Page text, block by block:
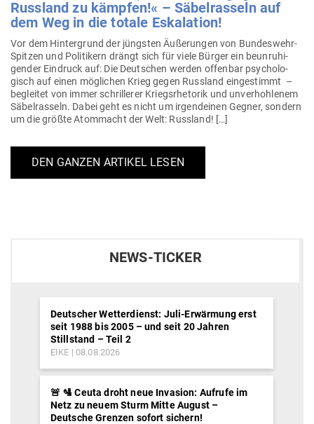
Russland zu kämpfen!« – Säbel­rasseln auf
dem Weg in die totale Eskalation!
Vor dem Hin­ter­grund der jüngsten Äuße­rungen von Bun­­deswehr-
Spitzen und Poli­tikern drängt sich für viele Bürger ein beun­ru­hi­
gender Ein­druck auf: Die Deut­schen werden offenbar psy­cho­lo­
gisch auf einen mög­lichen Krieg gegen Russland ein­ge­stimmt –
begleitet von immer schril­lerer Kriegs­rhe­torik und unver­hoh­lenem
Säbel­rasseln. Dabei geht es nicht um irgend­einen Gegner, sondern
um die größte Atom­macht der Welt: Russland! […]
DEN GANZEN ARTIKEL LESEN
NEWS-TICKER
Deutscher Wetterdienst: Juli-Erwärmung erst
seit 1988 bis 2005 – und seit 20 Jahren
Stillstand – Teil 2
EIKE 08.08.2026
🚨 🛂 Ceuta droht neue Invasion: Aufrufe im
Netz zu neuem Sturm Mitte August –
Deutsche Grenzen sofort sichern!